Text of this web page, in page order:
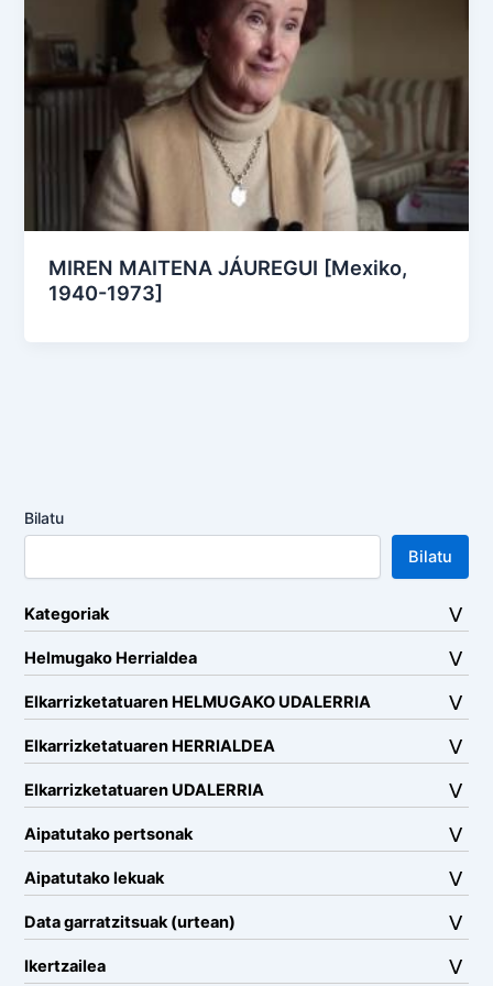
MIREN MAITENA JÁUREGUI [Mexiko,
1940-1973]
Bilatu
Bilatu
Kategoriak
Helmugako Herrialdea
Elkarrizketatuaren HELMUGAKO UDALERRIA
Elkarrizketatuaren HERRIALDEA
Elkarrizketatuaren UDALERRIA
Aipatutako pertsonak
Aipatutako lekuak
Data garratzitsuak (urtean)
Ikertzailea